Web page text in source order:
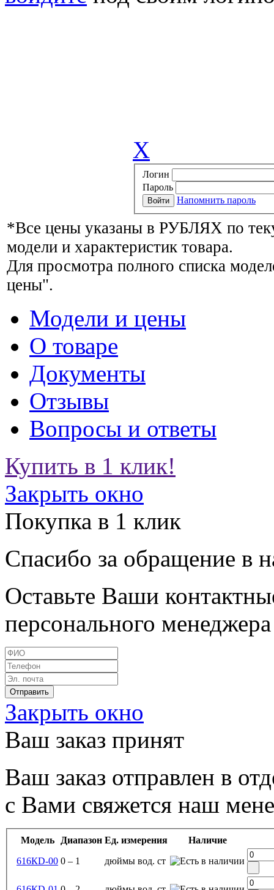
X
Логин
Пароль
Напомнить пароль
*Все цены указаны в РУБЛЯХ по
модели и характеристик товара.
Для просмотра полного списка
цены".
Модели и цены
О товаре
Документы
Отзывы
Вопросы и ответы
Купить в 1 клик!
Закрыть окно
Покупка в 1 клик
Спасибо за обращение в
Оставьте Ваши
персонального
Закрыть окно
Ваш заказ принят
Ваш заказ отправлен в
с Вами свяжется наш
Модель Диапазон Ед. измерения
Наличие
616КD-00 0 – 1 дюймы вод. ст